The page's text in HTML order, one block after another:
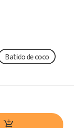
Batido de coco